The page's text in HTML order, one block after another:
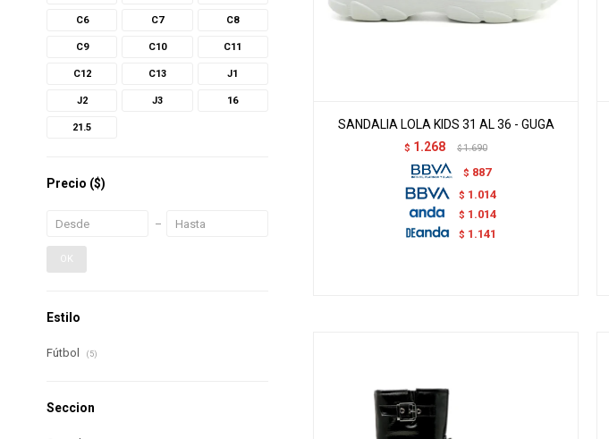
SANDALIA LOLA KIDS 31 AL 36 - GUGA
$ 1.268 $ 1.690
$ 887
$ 1.014
$ 1.014
$ 1.141
C6 C7 C8
C9 C10 C11
C12 C13 J1
J2 J3 16
21.5
Precio ($)
OK
Estilo
Fútbol (5)
Seccion